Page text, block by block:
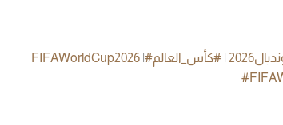
| #كأس_العالم#FIFAWorldCup2026
|